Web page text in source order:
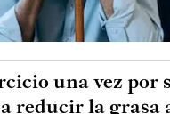
una vez por
reducir la grasa